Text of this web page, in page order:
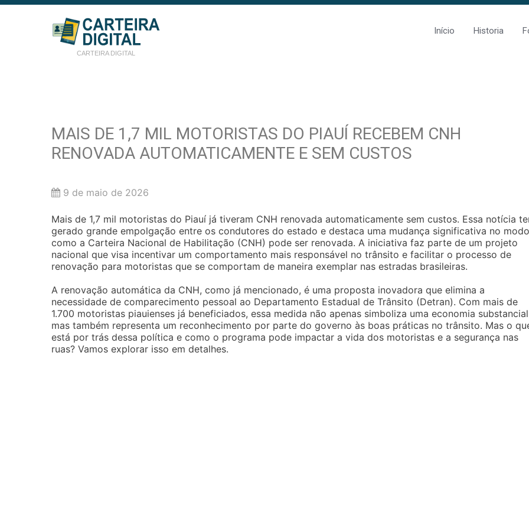
CARTEIRA DIGITAL
Início Historia
MAIS DE 1,7 MIL MOTORISTAS DO PIAUÍ RECEBEM CNH
RENOVADA AUTOMATICAMENTE E SEM CUSTOS
9 de maio de 2026
Mais de 1,7 mil motoristas do Piauí já tiveram CNH renovada automaticamente sem custos. Essa notícia
gerado grande empolgação entre os condutores do estado e destaca uma mudança significativa no modo
como a Carteira Nacional de Habilitação (CNH) pode ser renovada. A iniciativa faz parte de um projeto
nacional que visa incentivar um comportamento mais responsável no trânsito e facilitar o processo de
renovação para motoristas que se comportam de maneira exemplar nas estradas brasileiras.
A renovação automática da CNH, como já mencionado, é uma proposta inovadora que elimina a
necessidade de comparecimento pessoal ao Departamento Estadual de Trânsito (Detran). Com mais de
1.700 motoristas piauienses já beneficiados, essa medida não apenas simboliza uma economia
mas também representa um reconhecimento por parte do governo às boas práticas no trânsito. Mas o
está por trás dessa política e como o programa pode impactar a vida dos motoristas e a segurança nas
ruas? Vamos explorar isso em detalhes.